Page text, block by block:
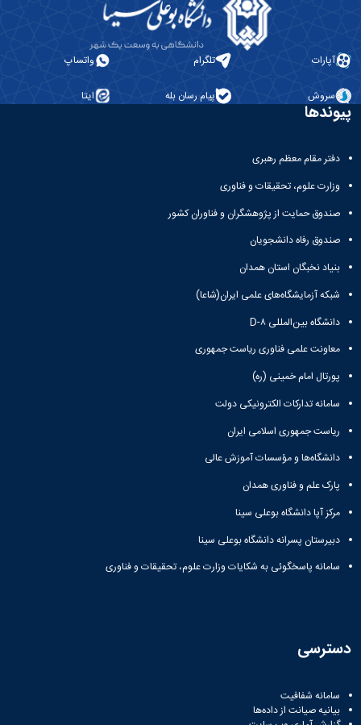
انسانی
پشتیبانی
مدیر
مدیر
فنی
و
بر
طرح‌های
عمرانی
بر
عمرانی
آپارات تلگرام واتساپ
سروش پیام رسان بله ایتا
پیوندها
دفتر مقام معظم رهبری
وزارت علوم، تحقیقات و فناوری
صندوق حمایت از پژوهشگران و فناوران کشور
صندوق رفاه دانشجویان
بنیاد نخبگان استان همدان
شبکه آزمایشگاه‌های علمی ایران(شاعا)
دانشگاه بین‌المللی D-۸
معاونت علمی فناوری ریاست جمهوری
پورتال امام خمینی (ره)
سامانه تدارکات الکترونیکی دولت
ریاست جمهوری اسلامی ایران
دانشگاه‌ها و مؤسسات آموزش عالی
پارک علم و فناوری همدان
مرکز آپا دانشگاه بوعلی سینا
دبیرستان پسرانه دانشگاه بوعلی سینا
سامانه پاسخگوئی به شکایات وزارت علوم، تحقیقات و فناوری
دسترسی
سامانه شفافیت
بیانیه صیانت از داده‌ها